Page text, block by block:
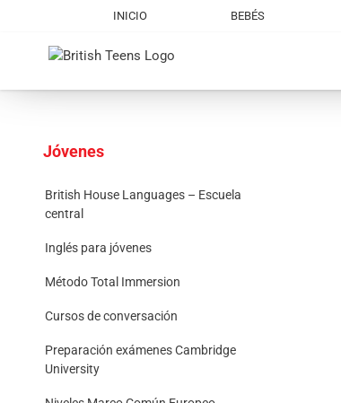
INICIO BEBÉS
Jóvenes
British House Languages – Escuela
central
Inglés para jóvenes
Método Total Immersion
Cursos de conversación
Preparación exámenes Cambridge
University